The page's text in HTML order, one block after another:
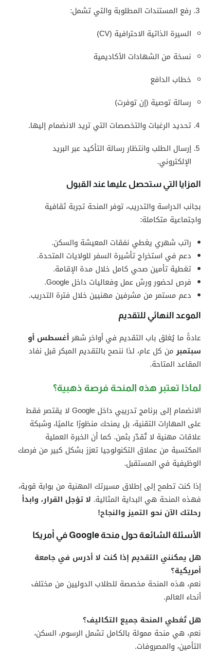
رفع المستندات المطلوبة والتي تشمل:
السيرة الذاتية الاحترافية (CV)
نسخة من الشهادات الأكاديمية
خطاب الدافع
رسالة توصية (إن توفرت)
تحديد الرغبات والتخصصات التي تريد الانضمام إليها.
إرسال الطلب وانتظار رسالة التأكيد عبر البريد
الإلكتروني.
المزايا التي ستحصل عليها عند القبول
بجانب الدراسة والتدريب، توفر المنحة تجربة ثقافية
واجتماعية متكاملة:
راتب شهري يغطي نفقات المعيشة والسكن.
دعم في استخراج تأشيرة السفر للولايات المتحدة.
تغطية تأمين صحي كامل خلال مدة الإقامة.
فرص لحضور ورش عمل وفعاليات داخل Google.
دعم مستمر من مشرفين مهنيين خلال فترة التدريب.
الموعد النهائي للتقديم
عادةً ما يُغلق باب التقديم في أواخر شهرأغسطس أو
سبتمبرمن كل عام، لذا ننصح بالتقديم المبكر قبل نفاد
المقاعد المتاحة.
لماذا تعتبر هذه المنحة فرصة ذهبية؟
الانضمام إلى برنامج تدريبي داخل Google لا يقتصر فقط
على المهارات التقنية، بل يمنحك منظورًا عالميًا، وشبكة
علاقات مهنية لا تُقدّر بثمن. كما أن الخبرة العملية
المكتسبة من عملاق التكنولوجيا تعزز بشكل كبير من فرصك
الوظيفية في المستقبل.
إذا كنت تطمح إلى إطلاق مسيرتك المهنية من بوابة قوية،
فهذه المنحة هي البداية المثالية. لا تؤجل القرار، وابدأ
رحلتك الآن نحو التميز والنجاح!
الأسئلة الشائعة حول منحة Google في أمريكا
هل يمكنني التقديم إذا كنت لا أدرس في جامعة
أمريكية؟
نعم، هذه المنحة مخصصة للطلاب الدوليين من مختلف
أنحاء العالم.
هل تُغطي المنحة جميع التكاليف؟
نعم، هي منحة ممولة بالكامل تشمل الرسوم، السكن،
التأمين، والمصروفات.